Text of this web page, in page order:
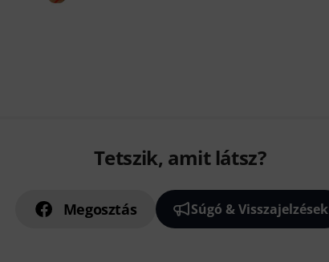
Tetszik, amit látsz?
Megosztás Súgó & Visszajelzések